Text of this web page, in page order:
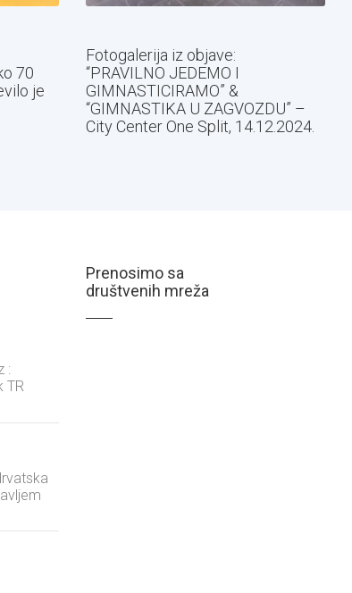
70
je
Fotogalerija iz objave:
“PRAVILNO JEDEMO I
GIMNASTICIRAMO” &
“GIMNASTIKA U ZAGVOZDU” –
City Center One Split, 14.12.2024.
:
TR
Prenosimo sa
društvenih mreža